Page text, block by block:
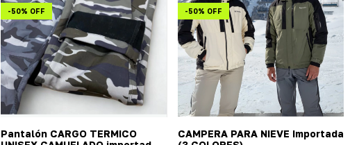
-50% OFF
Pantalón CARGO TERMICO
-50% OFF
CAMPERA PARA NIEVE Importada